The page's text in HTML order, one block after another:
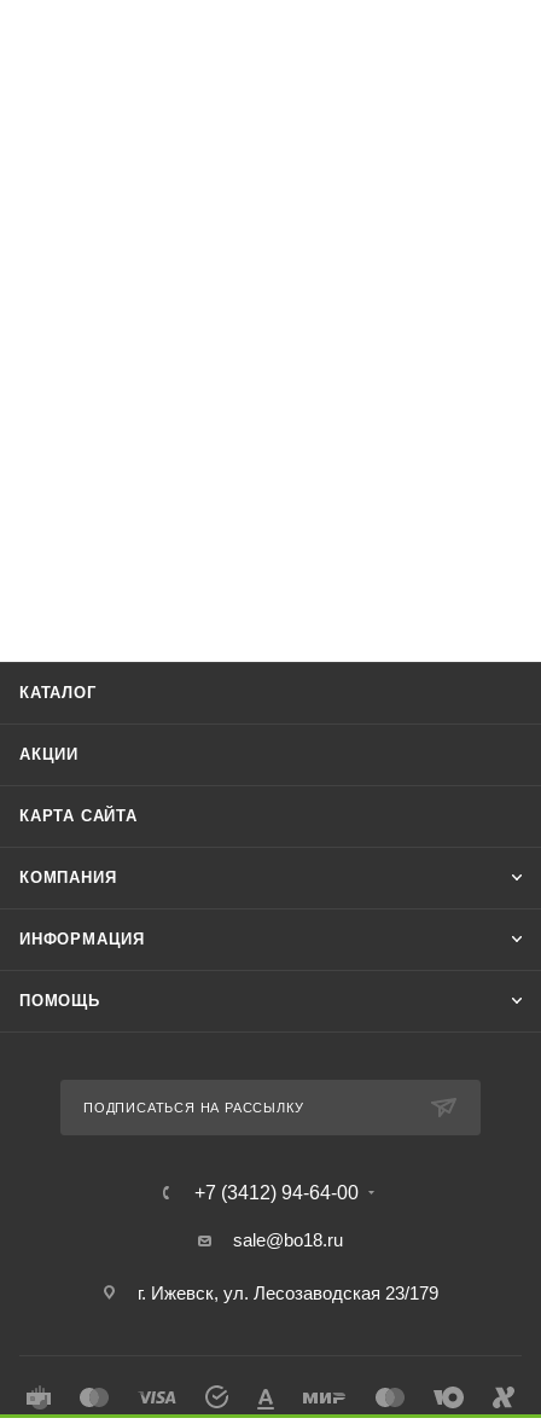
КАТАЛОГ
АКЦИИ
КАРТА САЙТА
КОМПАНИЯ
ИНФОРМАЦИЯ
ПОМОЩЬ
ПОДПИСАТЬСЯ НА РАССЫЛКУ
+7 (3412) 94-64-00
sale@bo18.ru
г. Ижевск, ул. Лесозаводская 23/179